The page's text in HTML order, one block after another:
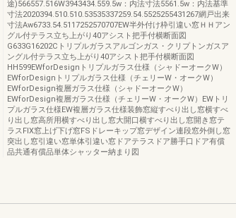
途)566557.516W3943434.559.5w：内法寸法5561.5w：内法基準
寸法2020394.510.510.53535337259.54.5525255431267網戸出来
寸法Aw6733.54.5117252570707EW半外付け枠引違い窓ＨＨアン
グル付テラス立ち上がり40アシスト把手付横断面図
G633G16202Cトリプルガラスアルゴンガス・クリプトンガスア
ングル付テラス立ち上がり40アシスト把手付横断面図
HH599EWforDesignトリプルガラス仕様（シャドーオークW）
EWforDesignトリプルガラス仕様（チェリーW・オークW）
EWforDesign複層ガラス仕様（シャドーオークW）
EWforDesign複層ガラス仕様（チェリーW・オークW）EWトリ
プルガラス仕様EW複層ガラス仕様装飾窓縦すべり出し窓横すべ
り出し窓高所用横すべり出し窓大開口横すべり出し窓開き窓テ
ラスFIX窓上げ下げ窓FSドレーキップ窓デザイン連段窓外倒し窓
突出し窓引違い窓単体引違い窓ドアテラスドア勝手口ドア有償
品共通有償品単体シャッター納まり図